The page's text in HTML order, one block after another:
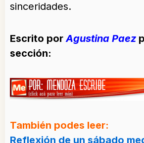
sinceridades.
Escrito porAgustina Paez
sección:
También podes leer:
Reflexión de un sábado